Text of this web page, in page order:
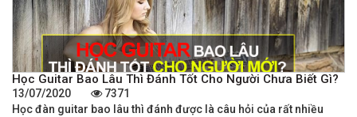
Học Guitar Bao Lâu Thì Đánh Tốt Cho Người Chưa Biết Gì?
13/07/2020
7371
Học đàn guitar bao lâu thì đánh được là câu hỏi của rất nhiều